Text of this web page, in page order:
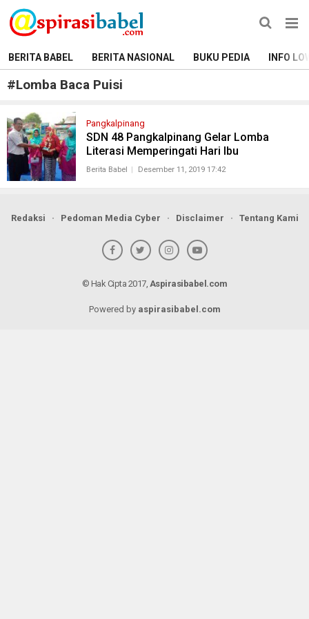
BERITA BABEL BERITA NASIONAL BUKU PEDIA INFO
#Lomba Baca Puisi
Pangkalpinang
SDN 48 Pangkalpinang Gelar Lomba
Literasi Memperingati Hari Ibu
Berita Babel Desember 11, 2019 17:42
Redaksi Pedoman Media Cyber Disclaimer Tentang Kami
© Hak Cipta 2017, Aspirasibabel.com
Powered by aspirasibabel.com